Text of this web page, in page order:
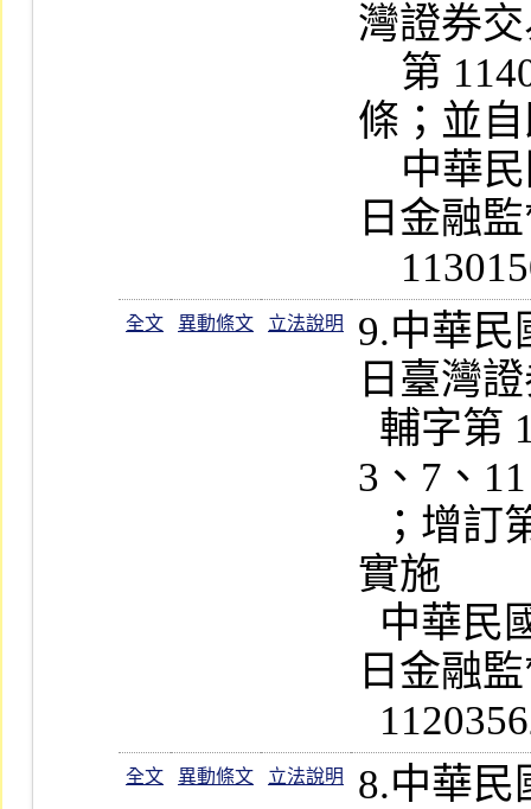
灣證券
條；並
日金融
全文 異動條文 立法說明
9.中華民
日臺灣
3、7、
實施
日金融
全文 異動條文 立法說明
8.中華民